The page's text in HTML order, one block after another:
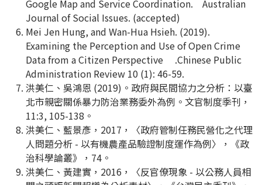
Google Map and Service Coordination. Australian
Journal of Social Issues. (accepted)
Mei Jen Hung, and Wan-Hua Hsieh. (2019).
Examining the Perception and Use of Open Crime
Data from a Citizen Perspective .Chinese Public
Administration Review 10 (1): 46-59.
洪美仁、吳鴻恩 (2019)。政府與民間協力之分析：以臺
北市親密關係暴力防治業務委外為例。文官制度季刊，
11:3, 105-138。
洪美仁、藍景彥，2017，〈政府管制任務民營化之代理
人問題分析 - 以有機農產品驗證制度運作為例〉，《政
治科學論叢》，74。
洪美仁、黃建實，2016，〈反官僚現象 - 以公務人員相